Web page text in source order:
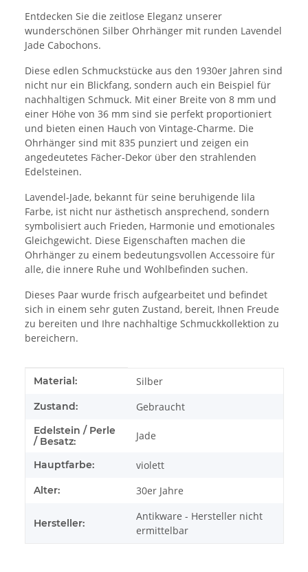
Entdecken Sie die zeitlose Eleganz unserer
wunderschönen Silber Ohrhänger mit runden Lavendel
Jade Cabochons.
Diese edlen Schmuckstücke aus den 1930er Jahren sind
nicht nur ein Blickfang, sondern auch ein Beispiel für
nachhaltigen Schmuck. Mit einer Breite von 8 mm und
einer Höhe von 36 mm sind sie perfekt proportioniert
und bieten einen Hauch von Vintage-Charme. Die
Ohrhänger sind mit 835 punziert und zeigen ein
angedeutetes Fächer-Dekor über den strahlenden
Edelsteinen.
Lavendel-Jade, bekannt für seine beruhigende lila
Farbe, ist nicht nur ästhetisch ansprechend, sondern
symbolisiert auch Frieden, Harmonie und emotionales
Gleichgewicht. Diese Eigenschaften machen die
Ohrhänger zu einem bedeutungsvollen Accessoire für
alle, die innere Ruhe und Wohlbefinden suchen.
Dieses Paar wurde frisch aufgearbeitet und befindet
sich in einem sehr guten Zustand, bereit, Ihnen Freude
zu bereiten und Ihre nachhaltige Schmuckkollektion zu
bereichern.
Produkteigenschaft
Wert
Material: Silber
Zustand: Gebraucht
Edelstein / Perle
/ Besatz:
Jade
Hauptfarbe: violett
Alter: 30er Jahre
Hersteller:
Antikware - Hersteller nicht
ermittelbar